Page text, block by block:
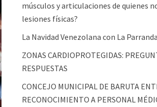
músculos y articulaciones de quienes
lesiones físicas?
La Navidad Venezolana con La Parranda
ZONAS CARDIOPROTEGIDAS:
RESPUESTAS
CONCEJO MUNICIPAL DE BARUTA
RECONOCIMIENTO A PERSONAL